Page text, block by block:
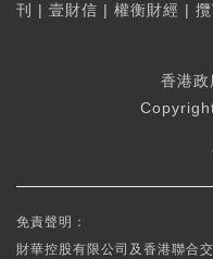
刊
| 壹財信 | 權衡財經 |
香港
免責聲明：
財華控股有限公司及香港聯合